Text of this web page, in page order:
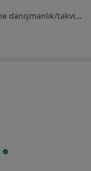
Bu uzman ilgili adres için online danışmanlık/takvim sunmuyor.